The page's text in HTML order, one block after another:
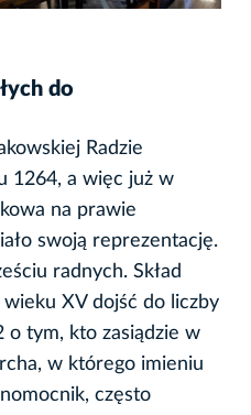
do
Radzie
1264, a więc już w
na prawie
swoją reprezentację.
radnych. Skład
wieku XV dojść do liczby
tym, kto zasiądzie w
w którego imieniu
często